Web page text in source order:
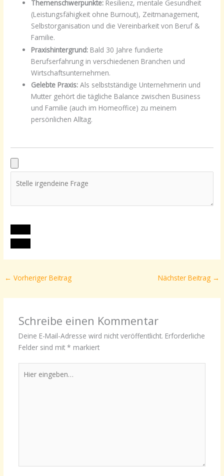
Themenschwerpunkte: Resilienz, mentale Gesundheit
(Leistungsfähigkeit ohne Burnout), Zeitmanagement,
Selbstorganisation und die Vereinbarkeit von Beruf &
Familie.
Praxishintergrund: Bald 30 Jahre fundierte
Berufserfahrung in verschiedenen Branchen und
Wirtschaftsunternehmen.
Gelebte Praxis: Als selbstständige Unternehmerin und
Mutter gehört die tägliche Balance zwischen Business
und Familie (auch im Homeoffice) zu meinem
persönlichen Alltag.
← Vorheriger Beitrag Nächster Beitrag →
Schreibe einen Kommentar
Deine E-Mail-Adresse wird nicht veröffentlicht. Erforderliche
Felder sind mit * markiert
eingeben…